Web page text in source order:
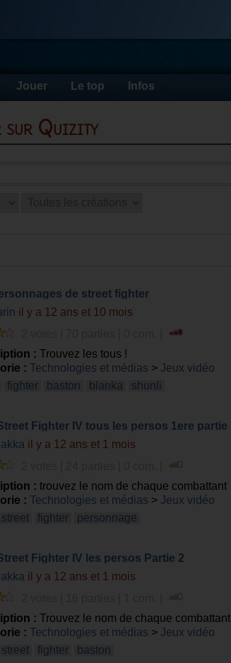
Jouer Le top Infos
sur Quizity
de street fighter
il y a 12 ans et 10 mois
: Trouvez les tous !
: Technologies et médias > Jeux vidéo
fighter baston blanka shunli
Fighter IV tous les persos 1ere partie
il y a 12 ans et 1 mois
: trouvez le nom de chaque combattant
: Technologies et médias > Jeux vidéo
street fighter personnage
Fighter IV les persos Partie 2
il y a 12 ans et 1 mois
: Trouvez le nom de chaque combattant
: Technologies et médias > Jeux vidéo
street fighter baston